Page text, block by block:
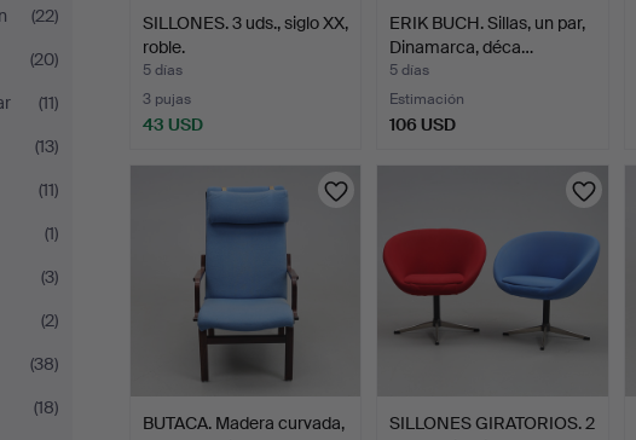
(22)
(20)
(11)
(13)
(11)
(1)
(3)
(2)
(38)
(18)
SILLONES. 3 uds., siglo XX,
roble.
5 días
3 pujas
43 USD
ERIK BUCH. Sillas, un par,
Dinamarca, déca…
5 días
Estimación
106 USD
BUTACA. Madera curvada,
SILLONES GIRATORIOS. 2